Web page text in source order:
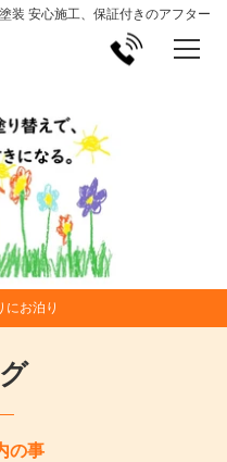
装 安心施工、保証付きのアフター
にお泊り
の事